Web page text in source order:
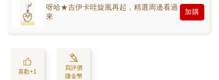
呀哈★吉伊卡哇旋風再起，精選周邊看過
來
加購
喜歡+1
寫評價
賺金幣